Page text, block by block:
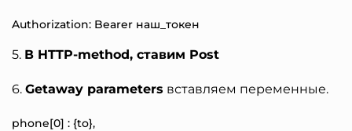
Authorization: Bearer наш_токен
5. В HTTP-method, ставим Post
6. Getaway parameters вставляем переменные.
phone[0] : {to},